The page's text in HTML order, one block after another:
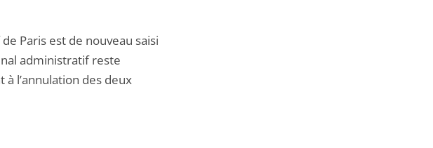
Paris est de nouveau saisi
administratif reste
l’annulation des deux